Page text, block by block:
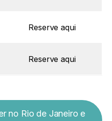
Reserve aqui
Reserve aqui
no Rio de Janeiro e